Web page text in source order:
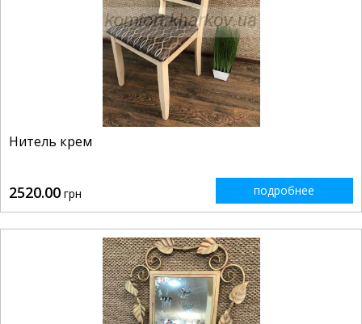
Нитель крем
2520.00 грн подробнее